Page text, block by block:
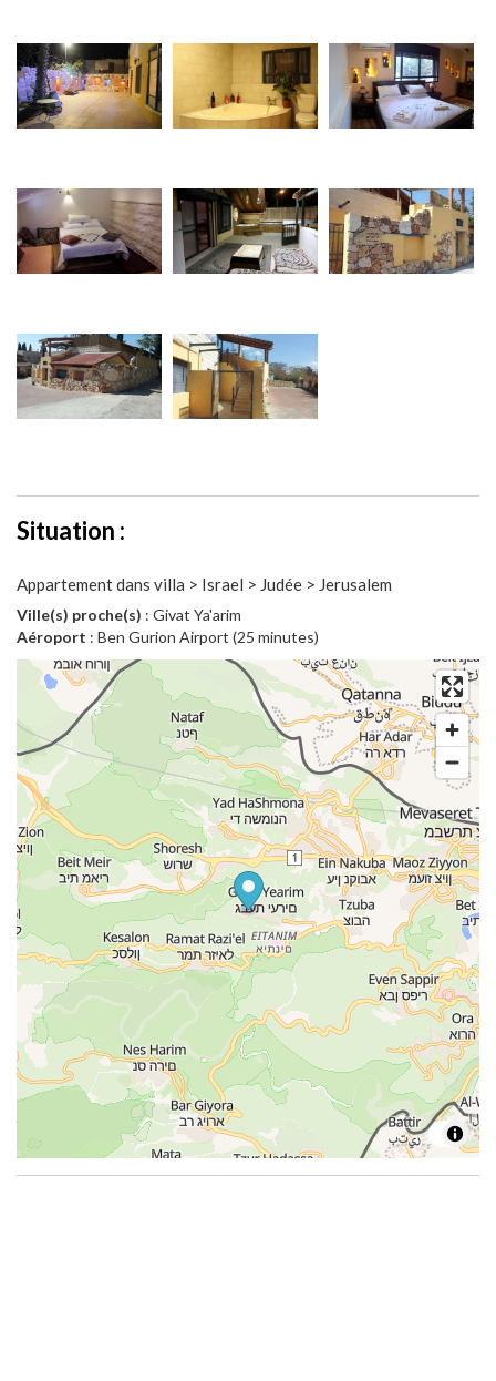
Situation :
Appartement dans villa > Israel > Judée > Jerusalem
Ville(s) proche(s) : Givat Ya'arim
Aéroport : Ben Gurion Airport (25 minutes)